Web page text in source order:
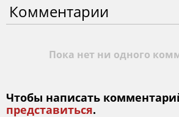
Комментарии
Пока нет ни одного
Чтобы написать
представиться.